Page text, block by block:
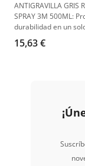
ANTIGRAVILLA GRIS
SPRAY 3M 500ML:
durabilidad en un
Ideal para una
superior a la
15,63 €